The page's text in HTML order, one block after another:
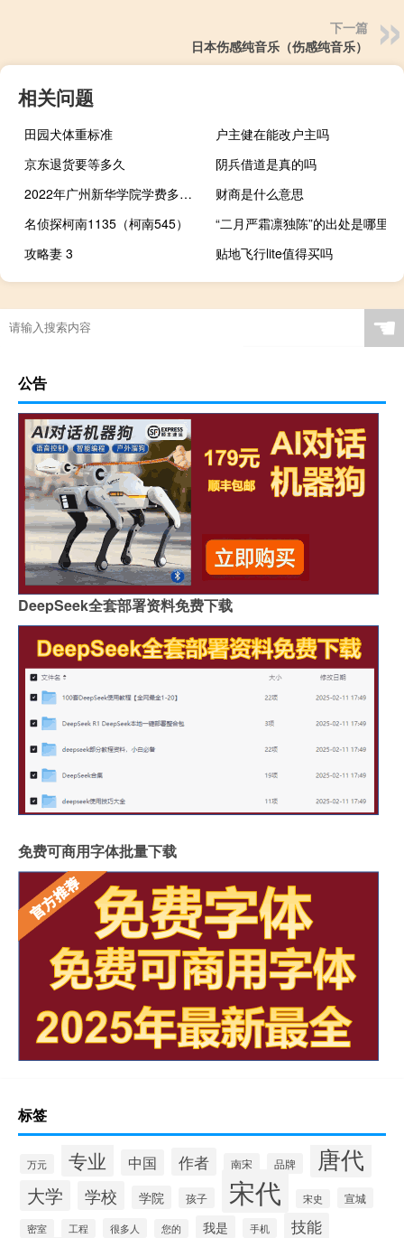
下一篇
日本伤感纯音乐（伤感纯音乐）
相关问题
田园犬体重标准
户主健在能改户主吗
京东退货要等多久
阴兵借道是真的吗
2022年广州新华学院学费多少钱
财商是什么意思
名侦探柯南1135（柯南545）
“二月严霜凛独陈”的出处是哪里
攻略妻 3
贴地飞行lite值得买吗
☚
公告
DeepSeek全套部署资料免费下载
免费可商用字体批量下载
标签
万元 专业 中国 作者 南宋 品牌 唐代
大学 学校 学院 孩子 宋代 宋史 宣城
密室 工程 很多人 您的 我是 手机 技能